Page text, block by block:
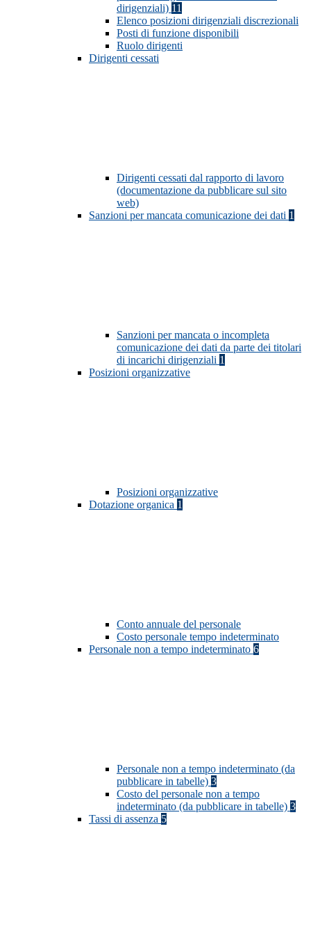
dirigenziali) 11
Elenco posizioni dirigenziali discrezionali
Posti di funzione disponibili
Ruolo dirigenti
Dirigenti cessati
Dirigenti cessati dal rapporto di lavoro
(documentazione da pubblicare sul sito
web)
Sanzioni per mancata comunicazione dei dati 1
Sanzioni per mancata o incompleta
comunicazione dei dati da parte dei titolari
di incarichi dirigenziali 1
Posizioni organizzative
Posizioni organizzative
Dotazione organica 1
Conto annuale del personale
Costo personale tempo indeterminato
Personale non a tempo indeterminato 6
Personale non a tempo indeterminato (da
pubblicare in tabelle) 3
Costo del personale non a tempo
indeterminato (da pubblicare in tabelle) 3
Tassi di assenza 5